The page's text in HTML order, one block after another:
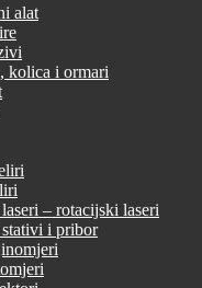
alat
kolica i ormari
– rotacijski laseri
i pribor